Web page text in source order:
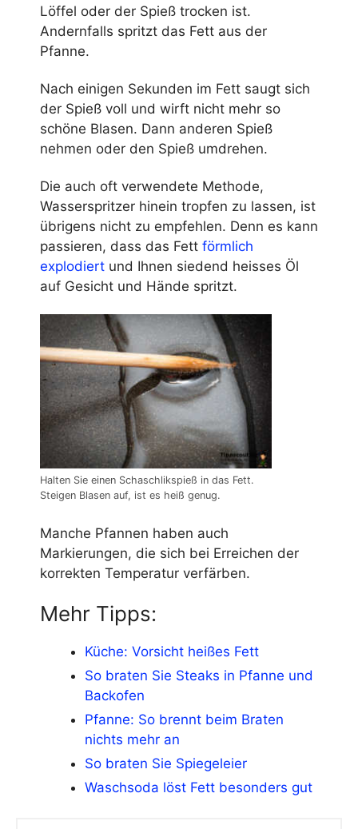
Löffel oder der Spieß trocken ist.
Andernfalls spritzt das Fett aus der
Pfanne.
Nach einigen Sekunden im Fett saugt sich
der Spieß voll und wirft nicht mehr so
schöne Blasen. Dann anderen Spieß
nehmen oder den Spieß umdrehen.
Die auch oft verwendete Methode,
Wasserspritzer hinein tropfen zu lassen, ist
übrigens nicht zu empfehlen. Denn es kann
passieren, dass das Fett förmlich
explodiert und Ihnen siedend heisses Öl
auf Gesicht und Hände spritzt.
Halten Sie einen Schaschlikspieß in das Fett.
Steigen Blasen auf, ist es heiß genug.
Manche Pfannen haben auch
Markierungen, die sich bei Erreichen der
korrekten Temperatur verfärben.
Mehr Tipps:
Küche: Vorsicht heißes Fett
So braten Sie Steaks in Pfanne und
Backofen
Pfanne: So brennt beim Braten
nichts mehr an
So braten Sie Spiegeleier
Waschsoda löst Fett besonders gut